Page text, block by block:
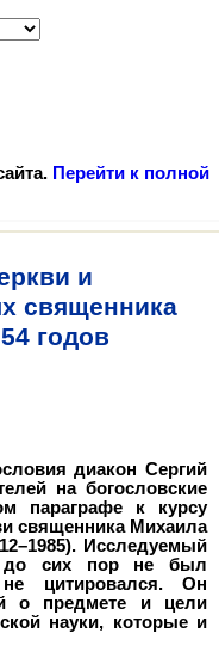
Перейти к полной
и
священника
годов
диакон Сергий
на богословские
параграфе к курсу
священника Михаила
Исследуемый
до сих пор не был
цитировался. Он
о предмете и цели
науки, которые и